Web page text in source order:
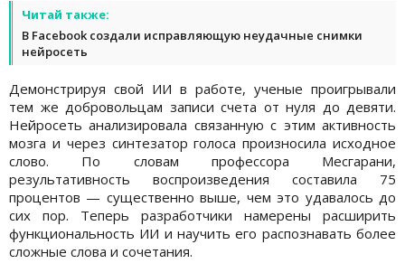
Читай также:
В Facebook создали исправляющую неудачные снимки
нейросеть
Демонстрируя свой ИИ в работе, ученые проигрывали
тем же добровольцам записи счета от нуля до девяти.
Нейросеть анализировала связанную с этим активность
мозга и через синтезатор голоса произносила исходное
слово. По словам профессора Месгарани,
результативность воспроизведения составила 75
процентов — существенно выше, чем это удавалось до
сих пор. Теперь разработчики намерены расширить
функциональность ИИ и научить его распознавать более
сложные слова и сочетания.